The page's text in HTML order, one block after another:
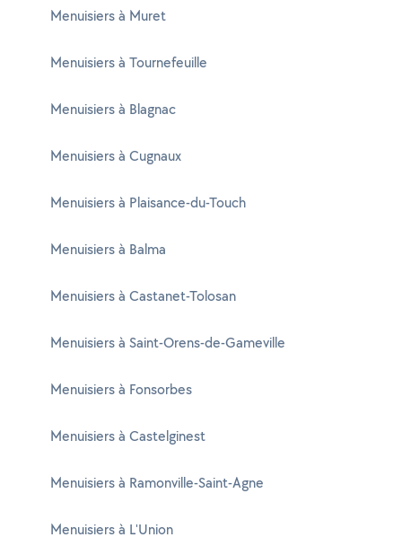
Menuisiers à Muret
Menuisiers à Tournefeuille
Menuisiers à Blagnac
Menuisiers à Cugnaux
Menuisiers à Plaisance-du-Touch
Menuisiers à Balma
Menuisiers à Castanet-Tolosan
Menuisiers à Saint-Orens-de-Gameville
Menuisiers à Fonsorbes
Menuisiers à Castelginest
Menuisiers à Ramonville-Saint-Agne
Menuisiers à L'Union